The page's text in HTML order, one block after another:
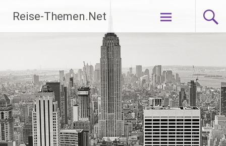
Inhalt
springen
Reise-Themen.Net